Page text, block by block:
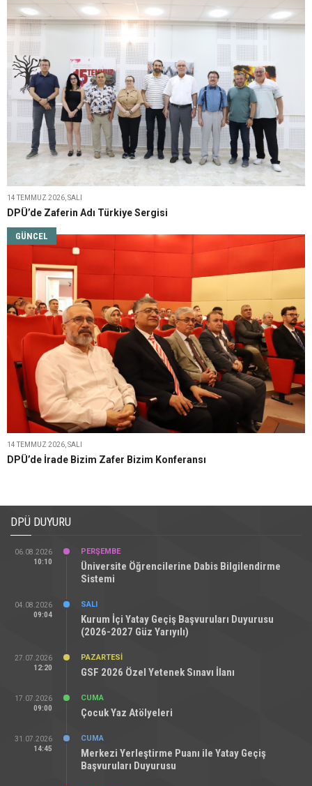
14 TEMMUZ 2026, SALI
DPÜ’de Zaferin Adı Türkiye Sergisi
GÜNCEL
14 TEMMUZ 2026, SALI
DPÜ’de İrade Bizim Zafer Bizim Konferansı
DPÜ DUYURU
06.08.2026
10:10
PERŞEMBE
Üniversite Öğrencilerine Dabis Bilgilendirme
Sistemi
04.08.2026
09:04
SALI
Kurum İçi Yatay Geçiş Başvuruları Duyurusu
(2026-2027 Güz Yarıyılı)
27.07.2026
12:20
PAZARTESI
GSF 2026 Özel Yetenek Sınavı İlanı
17.07.2026
09:00
CUMA
Çocuk Yaz Atölyeleri
31.07.2026
14:45
CUMA
Merkezi Yerleştirme Puanı ile Yatay Geçiş
Başvuruları Duyurusu